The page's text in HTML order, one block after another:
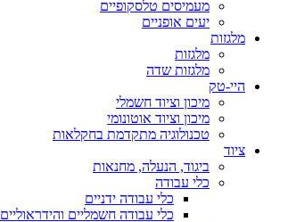
מעמיסים טלסקופיים
יעים אופניים
מלגזות
מלגזות
מלגזות שדה
היי-טק
מיכון וציוד חשמלי
מיכון וציוד אוטונומי
טכנולוגיה מתקדמת בחקלאות
ציוד
ביגוד, הנעלה, מחנאות
כלי עבודה
כלי עבודה ידניים
כלי עבודה חשמליים והידראוליים